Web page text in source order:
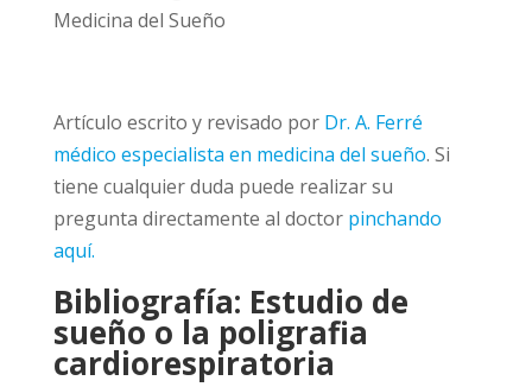
Medicina del Sueño
Artículo escrito y revisado por Dr. A. Ferré
médico especialista en medicina del sueño. Si
tiene cualquier duda puede realizar su
pregunta directamente al doctor pinchando
aquí.
Bibliografía: Estudio de
sueño o la poligrafia
cardiorespiratoria